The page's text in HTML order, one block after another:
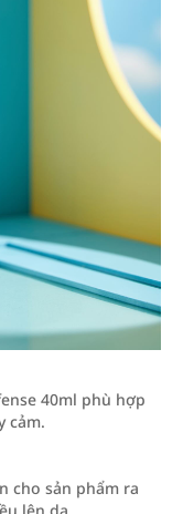
40ml phù hợp
cảm.
cho sản phẩm ra
lên da.